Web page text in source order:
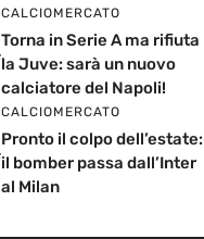
CALCIOMERCATO
Torna in Serie A ma rifiuta
la Juve: sarà un nuovo
calciatore del Napoli!
CALCIOMERCATO
Pronto il colpo dell’estate:
il bomber passa dall’Inter
al Milan